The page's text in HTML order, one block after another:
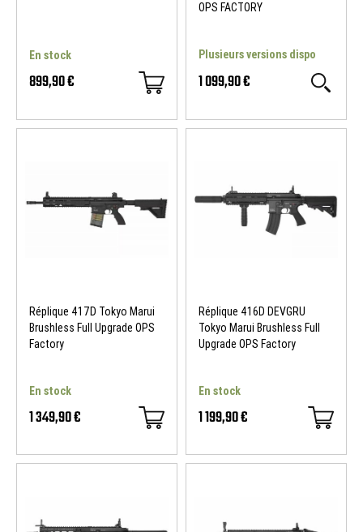
En stock
899,90 €
OPS FACTORY
Plusieurs versions dispo
1 099,90 €
Réplique 417D Tokyo Marui
Brushless Full Upgrade OPS
Factory
En stock
1 349,90 €
Réplique 416D DEVGRU
Tokyo Marui Brushless Full
Upgrade OPS Factory
En stock
1 199,90 €